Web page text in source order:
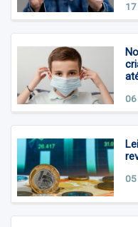
06
05